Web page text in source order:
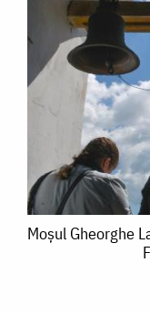
Moșul
Moșul Gheorghe